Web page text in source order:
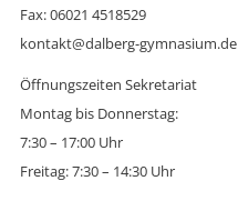
Fax: 06021 4518529
kontakt@dalberg-gymnasium.de
Öffnungszeiten Sekretariat
Montag bis Donnerstag:
7:30 – 17:00 Uhr
Freitag: 7:30 – 14:30 Uhr